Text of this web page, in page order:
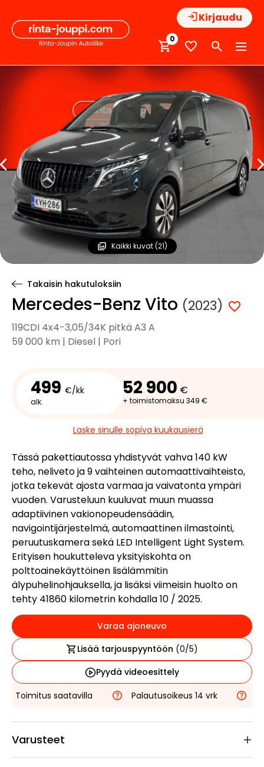
sisältöön
Kirjaudu
0
Kaikki kuvat (21)
Takaisin hakutuloksiin
Mercedes-Benz Vito (2023)
119CDI 4x4-3,05/34K pitkä A3 A
59 000 km | Diesel | Pori
499 €/kk
alk.
52 900 €
+ toimistomaksu 349 €
Laske sinulle sopiva kuukausierä
Tässä pakettiautossa yhdistyvät vahva 140 kW
teho, neliveto ja 9 vaihteinen automaattivaihteisto,
jotka tekevät ajosta varmaa ja vaivatonta ympäri
vuoden. Varusteluun kuuluvat muun muassa
adaptiivinen vakionopeudensäädin,
navigointijärjestelmä, automaattinen ilmastointi,
peruutuskamera sekä LED Intelligent Light System.
Erityisen houkutteleva yksityiskohta on
polttoainekäyttöinen lisälämmitin
älypuhelinohjauksella, ja lisäksi viimeisin huolto on
tehty 41860 kilometrin kohdalla 10 / 2025.
Varaa ajoneuvo
Lisää tarjouspyyntöön (0/5)
Pyydä videoesittely
Toimitus saatavilla
Palautusoikeus 14 vrk
Varusteet